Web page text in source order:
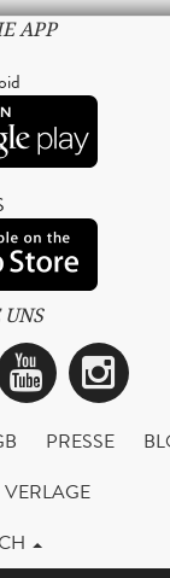
APP
PRESSE
VERLAGE